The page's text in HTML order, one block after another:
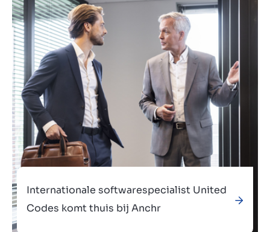
Contact
BE
Internationale softwarespecialist United
Codes komt thuis bij Anchr